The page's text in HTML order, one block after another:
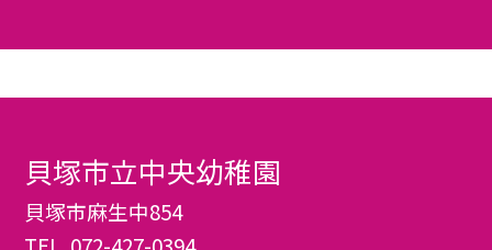
貝塚市立中央幼稚園
貝塚市麻生中854